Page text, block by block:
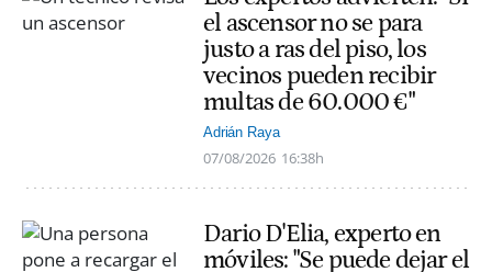
el ascensor no se para
justo a ras del piso, los
vecinos pueden recibir
multas de 60.000 €"
Adrián Raya
07/08/2026 16:38h
Dario D'Elia, experto en
móviles: "Se puede dejar el